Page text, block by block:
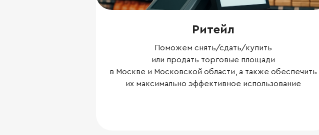
Ритейл
Поможем снять/сдать/купить
или продать торговые площади
в Москве и Московской области, а также обеспечить
их максимально эффективное использование